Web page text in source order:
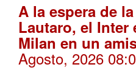
A la espera de
Lautaro, el Inter
Milan en un
Agosto, 2026